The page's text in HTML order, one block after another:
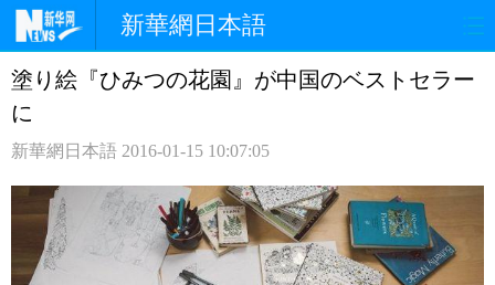
新華網日本語
ホームページ 政治 経済
評論 写真
中日対訳
塗り絵『ひみつの花園』が中国のベストセラー
に
新華網日本語 2016-01-15 10:07:05